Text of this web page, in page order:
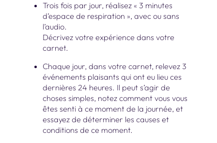
Trois fois par jour, réalisez « 3 minutes
d’espace de respiration », avec ou sans
l’audio.
Décrivez votre expérience dans votre
carnet.
Chaque jour, dans votre carnet, relevez 3
événements plaisants qui ont eu lieu ces
dernières 24 heures. Il peut s’agir de
choses simples, notez comment vous vous
êtes senti à ce moment de la journée, et
essayez de déterminer les causes et
conditions de ce moment.